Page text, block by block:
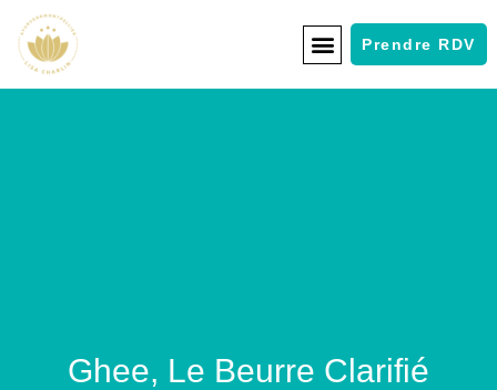
Prendre RDV
Ghee, Le Beurre Clarifié